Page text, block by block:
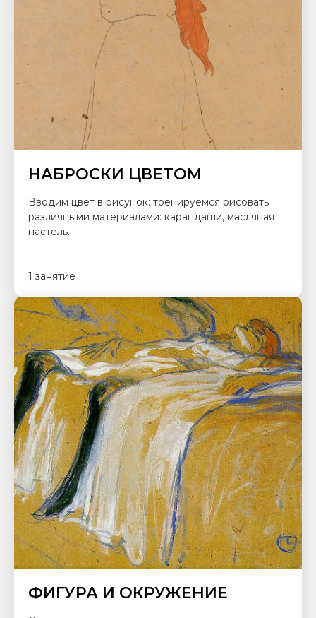
НАБРОСКИ ЦВЕТОМ
Вводим цвет в рисунок: тренируемся рисовать
различными материалами: карандаши, масляная
пастель.
1 занятие
ФИГУРА И ОКРУЖЕНИЕ